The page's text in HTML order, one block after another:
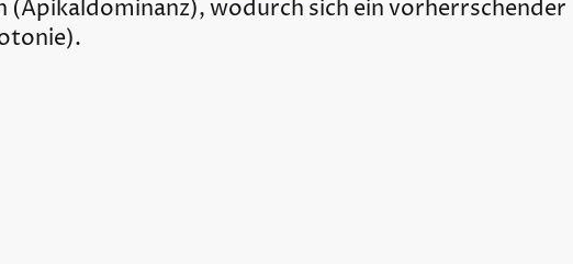
(Apikaldominanz), wodurch sich ein vorherrschender